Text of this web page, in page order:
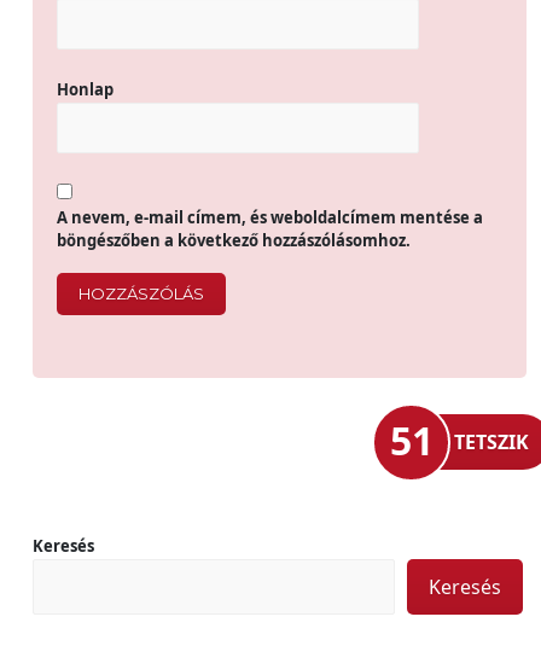
Honlap
A nevem, e-mail címem, és weboldalcímem mentése a
böngészőben a következő hozzászólásomhoz.
51 TETSZIK
Keresés
Keresés